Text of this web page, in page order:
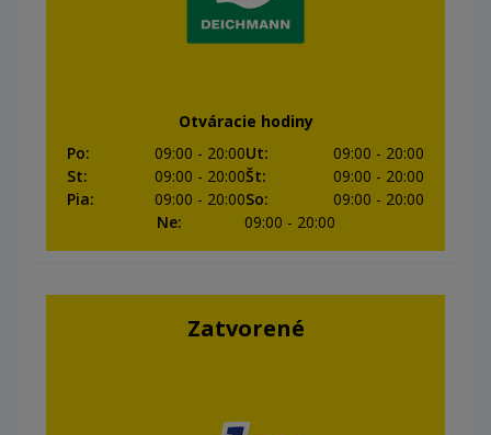
Otváracie hodiny
Po: 09:00 - 20:00Ut: 09:00 - 20:00
St: 09:00 - 20:00Št: 09:00 - 20:00
Pia: 09:00 - 20:00So: 09:00 - 20:00
Ne: 09:00 - 20:00
Zatvorené